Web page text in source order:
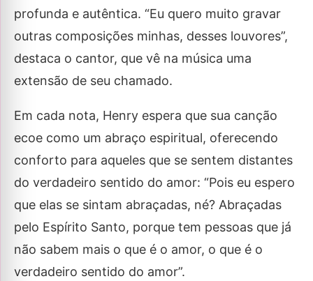
profunda e autêntica. “Eu quero muito gravar
outras composições minhas, desses louvores”,
destaca o cantor, que vê na música uma
extensão de seu chamado.
Em cada nota, Henry espera que sua canção
ecoe como um abraço espiritual, oferecendo
conforto para aqueles que se sentem distantes
do verdadeiro sentido do amor: “Pois eu espero
que elas se sintam abraçadas, né? Abraçadas
pelo Espírito Santo, porque tem pessoas que já
não sabem mais o que é o amor, o que é o
verdadeiro sentido do amor”.